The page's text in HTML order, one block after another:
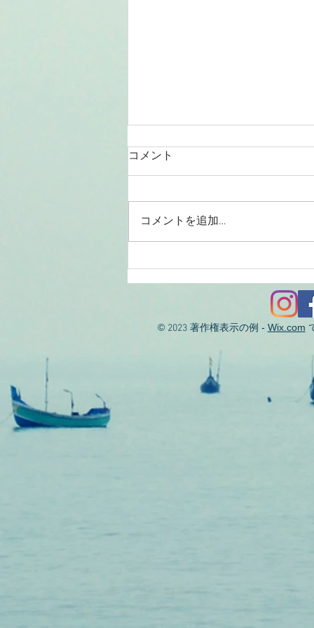
2026/08/01涸沼川釣果報告
KIZ様
コメント
コメントを追加…
© 2023著作権表示の例 - Wix.com